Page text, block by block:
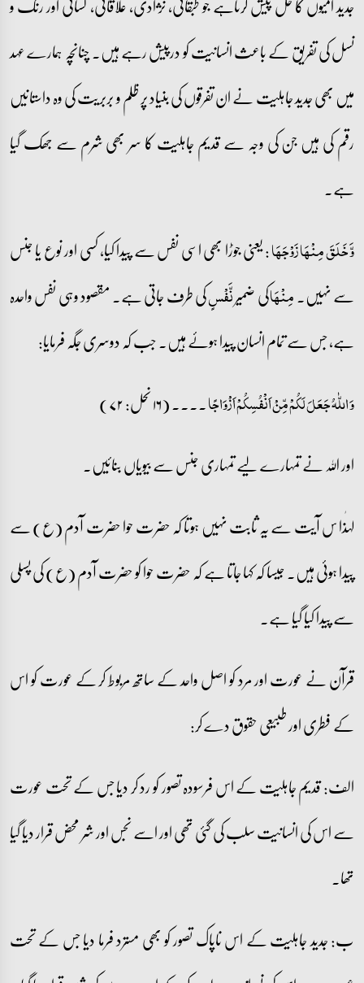
نسل کی تفریق کے باعث انسانیت کو درپیش رہے ہیں۔ چنانچہ ہمارے عہد
میں بھی جدید جاہلیت نے ان تفرقوں کی بنیاد پر ظلم و بربریت کی وہ داستانیں
رقم کی ہیں جن کی وجہ سے قدیم جاہلیت کا سر بھی شرم سے جھک گیا
ہے۔
وَّ خَلَقَ مِنۡہَا زَوۡجَہَا: یعنی جوڑا بھی اسی نفس سے پیدا کیا، کسی اور نوع یا جنس
سے نہیں۔مِنْھَاکی ضمیرنَّفْسٍکی طرف جاتی ہے۔ مقصود وہی نفس واحدہ
ہے، جس سے تمام انسان پیدا ہوئے ہیں۔ جب کہ دوسری جگہ فرمایا:
وَ اللّٰہُ جَعَلَ لَکُمۡ مِّنۡ اَنۡفُسِکُمۡ اَزۡوَاجًا۔۔۔۔ (۱۶ نحل: ۷۲)
اور اللہ نے تمہارے لیے تمہاری جنس سے بیویاں بنائیں۔
لہٰذا س آیت سے یہ ثابت نہیں ہوتا کہ حضرت حوا حضرت آدم (ع) سے
پیدا ہوئی ہیں۔ جیسا کہ کہا جاتا ہے کہ حضرت حوا کو حضرت آدم (ع) کی پسلی
سے پیدا کیا گیا ہے۔
قرآن نے عورت اور مرد کو اصل واحد کے ساتھ مربوط کر کے عورت کو اس
کے فطری اور طبیعی حقوق دے کر:
الف: قدیم جاہلیت کے اس فرسودہ تصور کو رد کر دیا جس کے تحت عورت
سے اس کی انسانیت سلب کی گئی تھی اور اسے نجس اور شر محض قرار دیا گیا
تھا۔
ب: جدید جاہلیت کے اس ناپاک تصور کو بھی مسترد فرما دیا جس کے تحت